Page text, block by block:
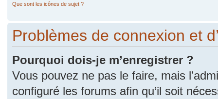
Que sont les icônes de sujet ?
Problèmes de connexion et
Pourquoi dois-je m’enregistrer ?
Vous pouvez ne pas le faire, mais
configuré les forums afin qu’il soit